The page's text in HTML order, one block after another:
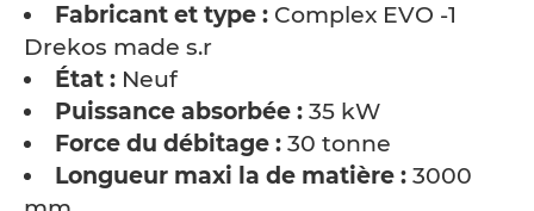
Fabricant et type : Complex EVO -1
Drekos made s.r
État : Neuf
Puissance absorbée : 35 kW
Force du débitage : 30 tonne
Longueur maxi la de matière : 3000